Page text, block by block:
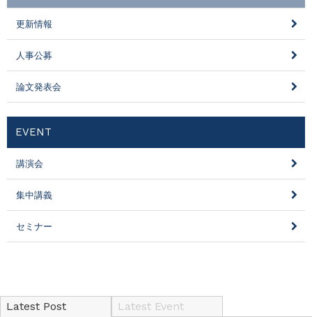
更新情報
人事公募
論文発表会
EVENT
講演会
集中講義
セミナー
Latest Post Latest Event